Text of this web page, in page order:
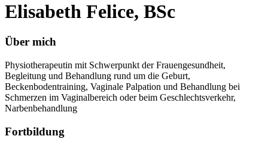
Elisabeth Felice, BSc
Über mich
Physiotherapeutin mit Schwerpunkt der Frauengesundheit,
Begleitung und Behandlung rund um die Geburt,
Beckenbodentraining, Vaginale Palpation und Behandlung bei
Schmerzen im Vaginalbereich oder beim Geschlechtsverkehr,
Narbenbehandlung
Fortbildung